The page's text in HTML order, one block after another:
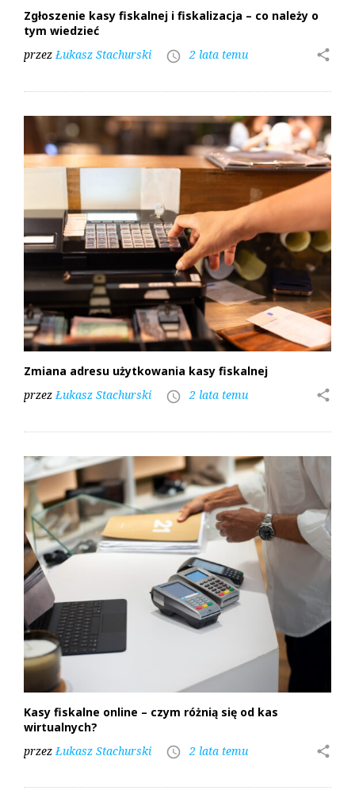
Zgłoszenie kasy fiskalnej i fiskalizacja – co należy o
tym wiedzieć
przezŁukasz Stachurski access_time 2 lata temu share
Zmiana adresu użytkowania kasy fiskalnej
przezŁukasz Stachurski access_time 2 lata temu share
Kasy fiskalne online – czym różnią się od kas
wirtualnych?
przez Łukasz Stachurski access_time 2 lata temu share